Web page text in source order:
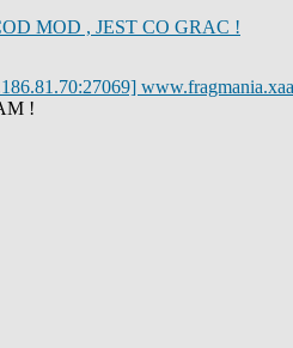
MOD , JEST CO GRAC !
!